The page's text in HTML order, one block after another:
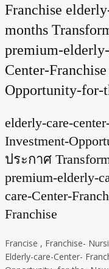
Franchise
months
premium-
Center-
Opportunity-for-
elderly-care-
Investment-
ประกาศ
premium-elderly-
care-Center-
Franchise
Francise , Franchise-
Elderly-care-Center-